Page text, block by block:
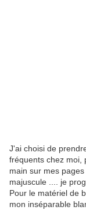
J'ai choisi de
fréquents chez moi,
main sur mes
majuscule .... je
Pour le matériel de
mon inséparable